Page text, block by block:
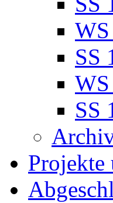
SS
SS
Projekte